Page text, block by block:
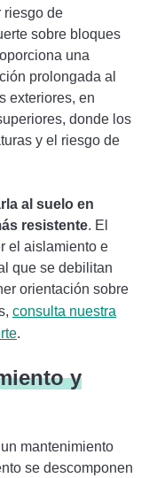
riesgo de
sobre bloques
una
prolongada al
exteriores, en
donde los
y el riesgo de
al suelo en
resistente. El
el aislamiento e
que se debilitan
orientación sobre
consulta nuestra
.
y
mantenimiento
se descomponen